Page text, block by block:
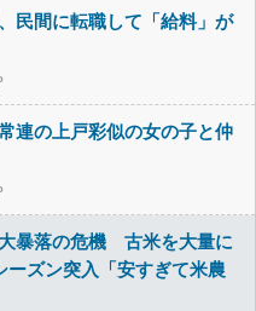
民間に転職して「給料」が
連の上戸彩似の女の子と仲
大暴落の危機 古米を大量に
ズン突入「安すぎて米農